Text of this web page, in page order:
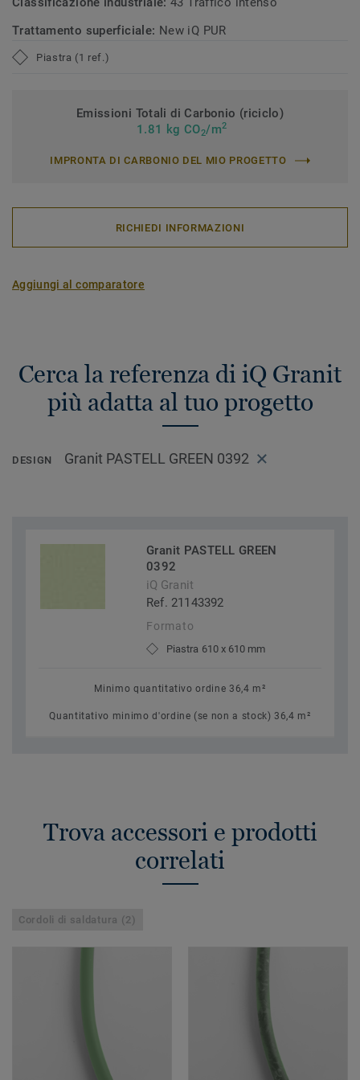
Trattamento superficiale: New iQ PUR
Piastra (1 ref.)
Emissioni Totali di Carbonio (riciclo)
1.81 kg CO2/m2
IMPRONTA DI CARBONIO DEL MIO PROGETTO
RICHIEDI INFORMAZIONI
Aggiungi al comparatore
Cerca la referenza di iQ Granit
più adatta al tuo progetto
DESIGN Granit PASTELL GREEN 0392
Granit PASTELL GREEN
0392
iQ Granit
Ref. 21143392
Formato
Piastra 610 x 610 mm
Minimo quantitativo ordine 36,4 m²
Quantitativo minimo d'ordine (se non a stock) 36,4 m²
Trova accessori e prodotti
correlati
Cordoli di saldatura (2)